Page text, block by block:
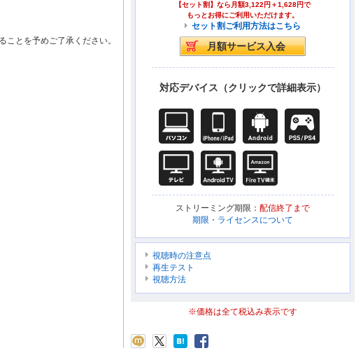
とを予めご了承ください。
【セット割】なら月額3,122円＋1,628円で
もっとお得にご利用いただけます。
セット割ご利用方法はこちら
対応デバイス（クリックで詳細表示）
ストリーミング期限： 配信終了まで
期限・ライセンスについて
視聴時の注意点
再生テスト
視聴方法
※価格は全て税込み表示です